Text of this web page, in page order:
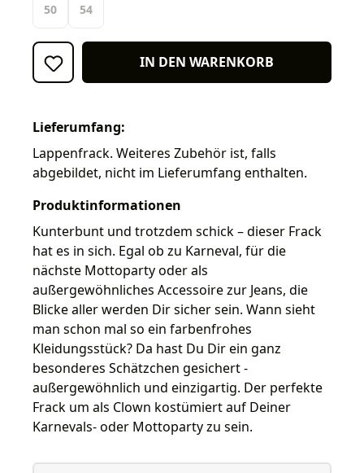
50 54
IN DEN WARENKORB
Lieferumfang:
Lappenfrack. Weiteres Zubehör ist, falls
abgebildet, nicht im Lieferumfang enthalten.
Produktinformationen
Kunterbunt und trotzdem schick – dieser Frack
hat es in sich. Egal ob zu Karneval, für die
nächste Mottoparty oder als
außergewöhnliches Accessoire zur Jeans, die
Blicke aller werden Dir sicher sein. Wann sieht
man schon mal so ein farbenfrohes
Kleidungsstück? Da hast Du Dir ein ganz
besonderes Schätzchen gesichert -
außergewöhnlich und einzigartig. Der perfekte
Frack um als Clown kostümiert auf Deiner
Karnevals- oder Mottoparty zu sein.